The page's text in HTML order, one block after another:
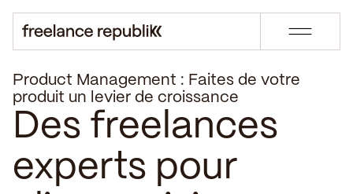
Product Management : Faites de votre
produit un levier de croissance
Des freelances
experts pour